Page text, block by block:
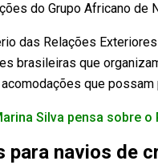
do Grupo Africano de
das Relações
brasileiras que
que possam
Silva pensa sobre
para navios de